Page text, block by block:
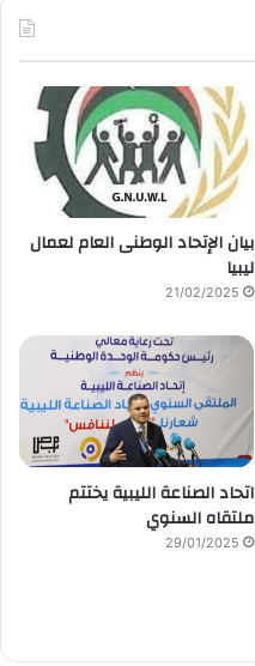
بيان الإتحاد الوطنى العام لعمال
ليبيا
21/02/2025
اتحاد الصناعة الليبية يختتم
ملتقاه السنوي
29/01/2025